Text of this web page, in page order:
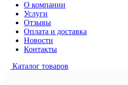
О компании
Услуги
Отзывы
Оплата и доставка
Новости
Контакты
Каталог товаров